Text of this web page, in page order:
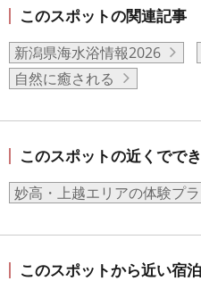
このスポットの関連記事
新潟県海水浴情報2026
自然に癒される
このスポットの近くでで
妙高・上越エリアの体験プ
このスポットから近い宿